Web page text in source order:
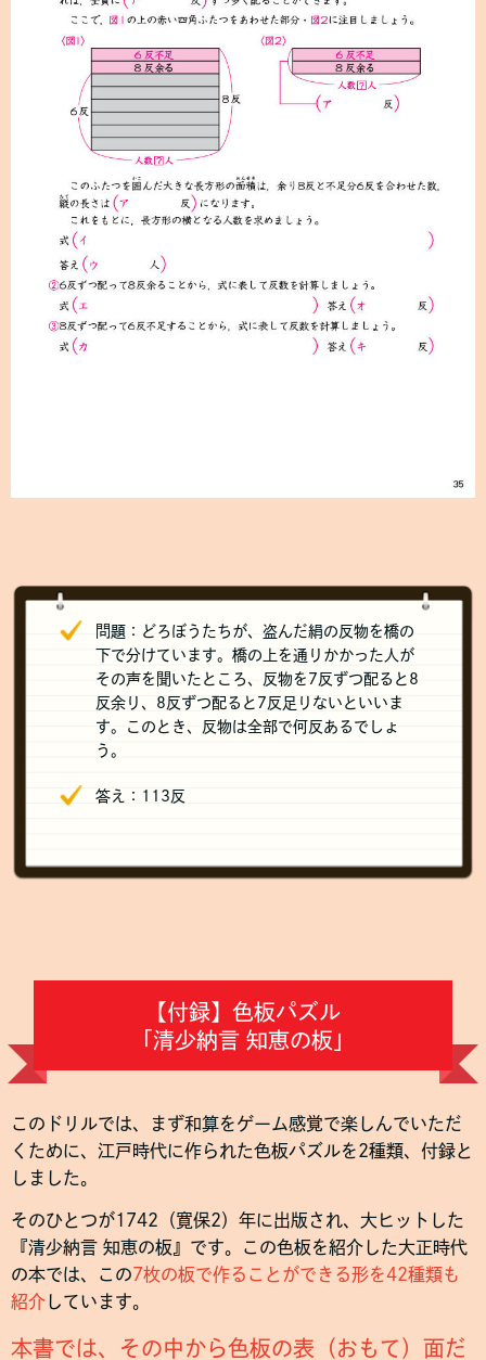
問題：どろぼうたちが、盗んだ絹の反物を橋の
下で分けています。橋の上を通りかかった人が
その声を聞いたところ、反物を7反ずつ配ると8
反余り、8反ずつ配ると7反足りないといいま
す。このとき、反物は全部で何反あるでしょ
う。
答え：113反
【付録】色板パズル
「清少納言 知恵の板」
このドリルでは、まず和算をゲーム感覚で楽しんでいただ
くために、江戸時代に作られた色板パズルを2種類、付録と
しました。
そのひとつが1742（寛保2）年に出版され、大ヒットした
『清少納言 知恵の板』です。この色板を紹介した大正時代
の本では、この7枚の板で作ることができる形を42種類も
紹介しています。
本書では、その中から色板の表（おもて）面だ